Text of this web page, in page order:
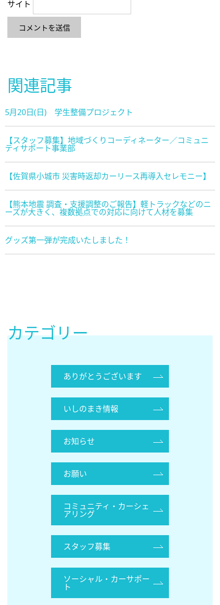
サイト
関連記事
5月20日(日) 学生整備プロジェクト
【スタッフ募集】地域づくりコーディネーター／コミュニ
ティサポート事業部
【佐賀県小城市 災害時返却カーリース再導入セレモニー】
【熊本地震 調査・支援調整のご報告】軽トラックなどのニ
ーズが大きく、複数拠点での対応に向けて人材を募集
グッズ第一弾が完成いたしました！
カテゴリー
ありがとうございます
いしのまき情報
お知らせ
お願い
コミュニティ・カーシェ
アリング
スタッフ募集
ソーシャル・カーサポー
ト